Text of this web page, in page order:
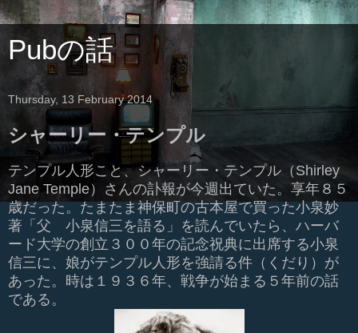
Pubの話
Thursday, 13 February 2014
シャーリー・テンプル
テンプル人形こと、シャーリー・テンプル（Shirley
Jane Temple）さんの訃報が今週出ていた。享年８５
歳だった。たまたま神保町の古本屋で買った小泉妙
著「父 小泉信三を語る」を読んでいたら、ハーバ
ード大学の創立３００年の記念祝典に出席する小泉
信三に、娘がテンプル人形を強請る件（くだり）が
あった。時は１９３６年、戦争が始まる５年前の話
である。